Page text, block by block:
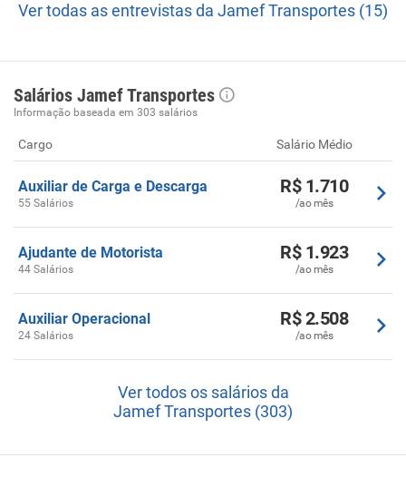
Ver todas as entrevistas da Jamef Transportes (15)
Salários Jamef Transportes
Informação baseada em 303 salários
Cargo Salário Médio
Auxiliar de Carga e Descarga
55 Salários
R$ 1.710
/ao mês
Ajudante de Motorista
44 Salários
R$ 1.923
/ao mês
Auxiliar Operacional
24 Salários
R$ 2.508
/ao mês
Ver todos os salários da
Jamef Transportes (303)